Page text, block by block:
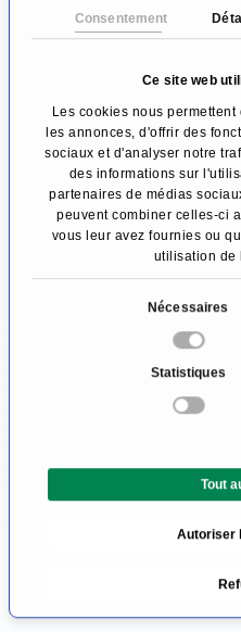
Consentement
Ce site web
Les cookies nous
les annonces, d'offrir des
sociaux et d'analyser notre
des informations sur
partenaires de médias
peuvent combiner celles-ci
vous leur avez fournies ou
utilisation de
o
Nécessaires
Statistiques
Tout
Autoriser
éloignement de
Diagnostic de la
Le diagnostic de la
car il faut faire la
performance
et une performance
insidieux cache
entretien approfondi
concernée et de ses
qui l'a suivie plus
première impression.
devrait être
examen de laboratoire